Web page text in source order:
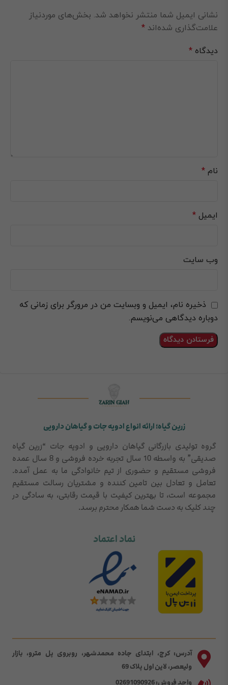
نشانی ایمیل شما منتشر نخواهد شد. بخش‌های موردنیاز
علامت‌گذاری شده‌اند *
دیدگاه *
نام *
ایمیل *
وب‌ سایت
ذخیره نام، ایمیل و وبسایت من در مرورگر برای زمانی که
دوباره دیدگاهی می‌نویسم.
زرین گیاه؛ ارائه انواع ادویه جات و گیاهان دارویی
گروه تولیدی بازرگانی گیاهان دارویی و ادویه جات “زرین گیاه
صدیقی” به واسطه 10 سال تجربه خرده فروشی و 8 سال عمده
فروشی مستقیم و حضوری از تیم خانوادگی ما به عمل آمده.
تعامل و تعادل بین تامین کننده و مشتریان رسالت مستقیم
مجموعه است، تا بهترین کیفیت با قیمت رقابتی، به سادگی در
چند کلیک به دست شما همکار محترم برسد.
نماد اعتماد
آدرس: کرج، ابتدای جاده محمدشهر، روبروی پل مترو، بازار
ولیعصر، لاین اول پلاک 69
واحد فروش: 02691090926